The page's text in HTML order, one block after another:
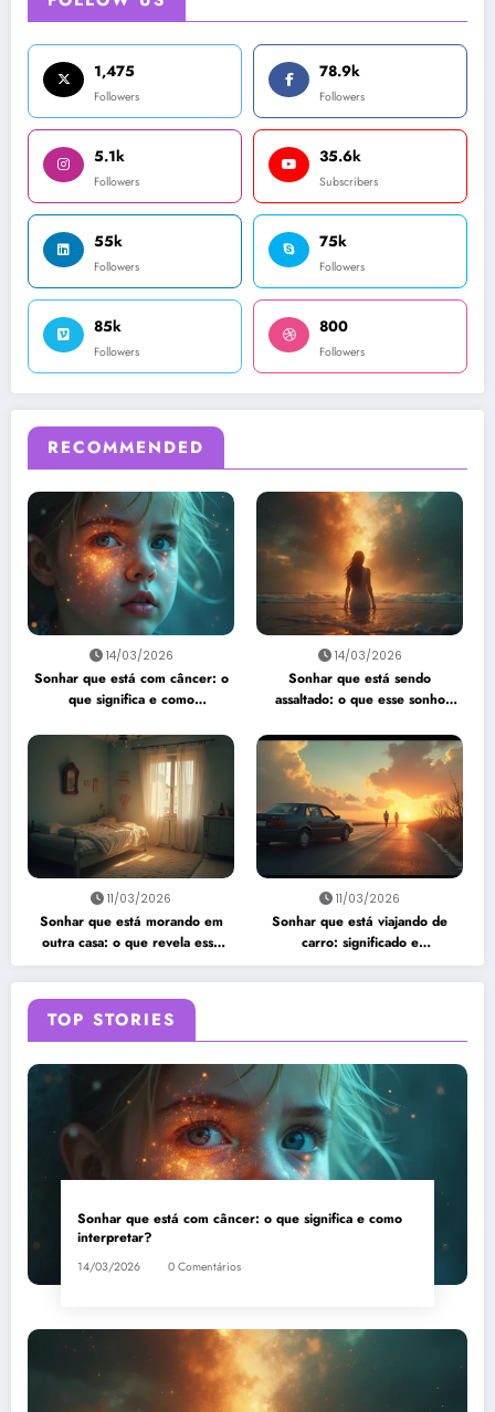
1,475
Followers
78.9k
Followers
5.1k
Followers
35.6k
Subscribers
55k
Followers
75k
Followers
85k
Followers
800
Followers
RECOMMENDED
14/03/2026
Sonhar que está com câncer: o
que significa e como
14/03/2026
Sonhar que está sendo
assaltado: o que esse sonho
11/03/2026
Sonhar que está morando em
outra casa: o que revela esse
sonho?
11/03/2026
Sonhar que está viajando de
carro: significado e
interpretação
TOP STORIES
Sonhar que está com câncer: o que significa e como
interpretar?
14/03/2026 0 Comentários